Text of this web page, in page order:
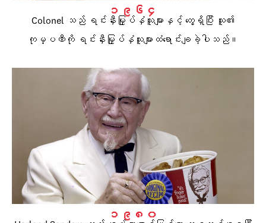
၁၉၆၄
Colonel သည် ရင်းနှီးမြှုပ်နှံသူများနှင့် တွေ့ရှိပြီး သူ၏
ကုမ္ပဏီကို ရင်းနှီးမြှုပ်နှံသူများထံရောင်းချခဲ့ပါသည်။
၁၉၈၀